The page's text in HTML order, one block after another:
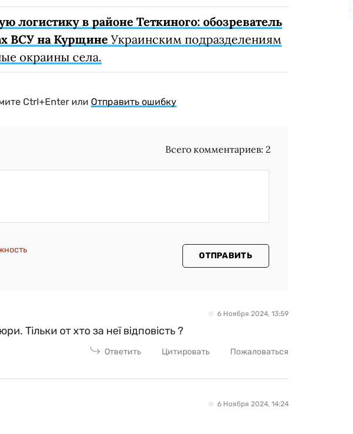
логистику в районе Теткиного: обозреватель
ВСУ на Курщине Украинским подразделениям
окраины села.
Ctrl+Enter или Отправить ошибку
Всего комментариев:2
ОТПРАВИТЬ
6 Ноября 2024, 13:59
Тільки от хто за неї відповість ?
Ответить Цитировать Пожаловаться
6 Ноября 2024, 14:24